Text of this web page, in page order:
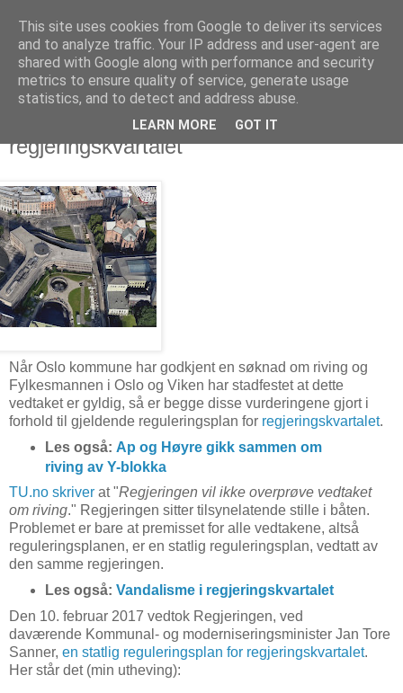
Arkitektur & Miljøteknologi
14 november 2019
Regjeringen vedtar riving i
regjeringskvartalet
Når Oslo kommune har godkjent en søknad om riving og
Fylkesmannen i Oslo og Viken har stadfestet at dette
vedtaket er gyldig, så er begge disse vurderingene gjort i
forhold til gjeldende reguleringsplan for regjeringskvartalet.
Les også: Ap og Høyre gikk sammen om
riving av Y-blokka
TU.no skriver at "Regjeringen vil ikke overprøve vedtaket
om riving." Regjeringen sitter tilsynelatende stille i båten.
Problemet er bare at premisset for alle vedtakene, altså
reguleringsplanen, er en statlig reguleringsplan, vedtatt av
den samme regjeringen.
Les også: Vandalisme i regjeringskvartalet
Den 10. februar 2017 vedtok Regjeringen, ved
daværende Kommunal- og moderniseringsminister Jan Tore
Sanner, en statlig reguleringsplan for regjeringskvartalet.
Her står det (min utheving):
This site uses cookies from Google to deliver its services
and to analyze traffic. Your IP address and user-agent are
shared with Google along with performance and security
metrics to ensure quality of service, generate usage
statistics, and to detect and address abuse.
LEARN MORE GOT IT